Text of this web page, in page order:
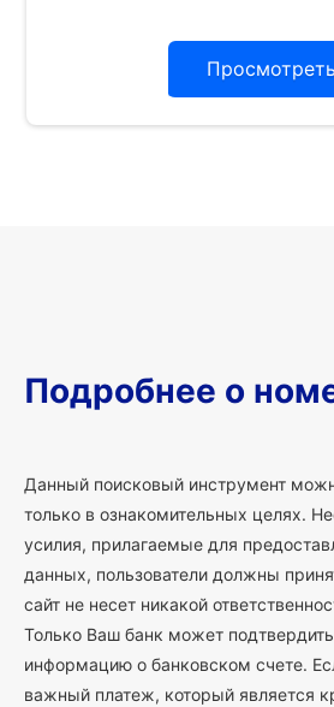
Просмотреть
Подробнее о
Данный поисковый инструмент
только в ознакомительных целях.
усилия, прилагаемые для
данных, пользователи должны
сайт не несет никакой
Только Ваш банк может
информацию о банковском счете.
важный платеж, который является